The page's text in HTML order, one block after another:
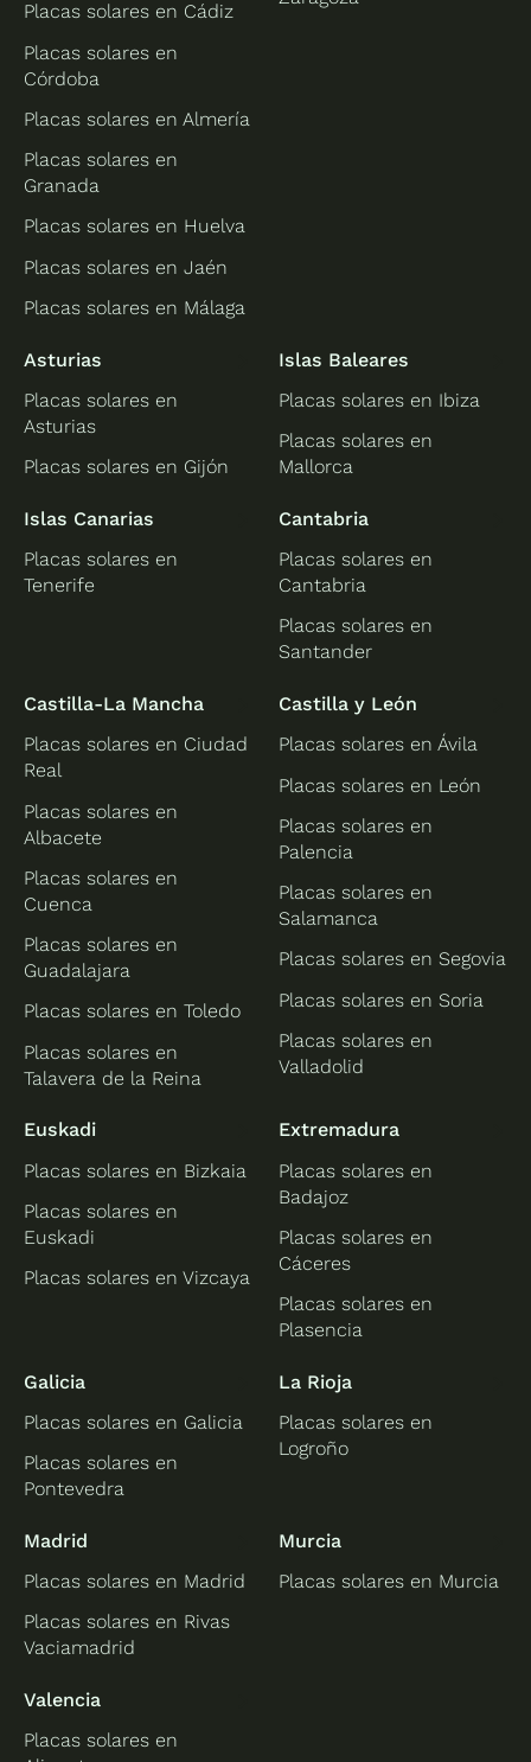
Placas solares en Cádiz
Placas solares en
Córdoba
Placas solares en Almería
Placas solares en
Granada
Placas solares en Huelva
Placas solares en Jaén
Placas solares en Málaga
Asturias
Placas solares en
Asturias
Placas solares en Gijón
Islas Baleares
Placas solares en Ibiza
Placas solares en
Mallorca
Islas Canarias
Placas solares en
Tenerife
Cantabria
Placas solares en
Cantabria
Placas solares en
Santander
Castilla-La Mancha
Placas solares en Ciudad
Real
Placas solares en
Albacete
Placas solares en
Cuenca
Placas solares en
Guadalajara
Placas solares en Toledo
Placas solares en
Talavera de la Reina
Castilla y León
Placas solares en Ávila
Placas solares en León
Placas solares en
Palencia
Placas solares en
Salamanca
Placas solares en Segovia
Placas solares en Soria
Placas solares en
Valladolid
Euskadi
Placas solares en Bizkaia
Placas solares en
Euskadi
Placas solares en Vizcaya
Extremadura
Placas solares en
Badajoz
Placas solares en
Cáceres
Placas solares en
Plasencia
Galicia
Placas solares en Galicia
Placas solares en
Pontevedra
La Rioja
Placas solares en
Logroño
Madrid
Placas solares en Madrid
Placas solares en Rivas
Vaciamadrid
Murcia
Placas solares en Murcia
Valencia
Placas solares en